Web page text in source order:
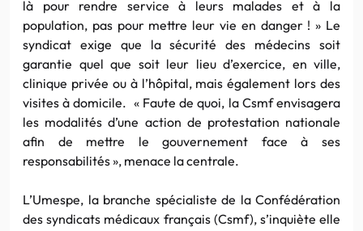
là pour rendre service à leurs malades et à la
population, pas pour mettre leur vie en danger ! » Le
syndicat exige que la sécurité des médecins soit
garantie quel que soit leur lieu d’exercice, en ville,
clinique privée ou à l’hôpital, mais également lors des
visites à domicile. « Faute de quoi, la Csmf envisagera
les modalités d’une action de protestation nationale
afin de mettre le gouvernement face à ses
responsabilités », menace la centrale.
L’Umespe, la branche spécialiste de la Confédération
des syndicats médicaux français (Csmf), s’inquiète elle